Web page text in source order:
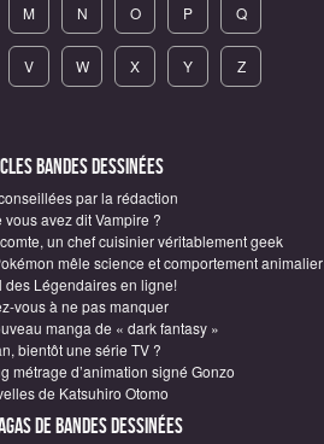
M N O P Q
V W X Y Z
Bandes Dessinées
par la rédaction
vous avez dit Vampire ?
un chef cuisinier véritablement geek
mêle science et comportement animalier
des Légendaires en ligne!
vous à ne pas manquer
manga de « dark fantasy »
bientôt une série TV ?
métrage d’animation signé Gonzo
de Katsuhiro Otomo
de Bandes Dessinées